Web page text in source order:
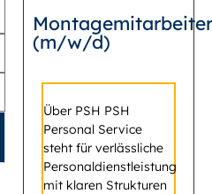
Montagemitarbeiter
(m/w/d)
Über PSH PSH
Personal Service
steht für verlässliche
Personaldienstleistung
mit klaren Strukturen